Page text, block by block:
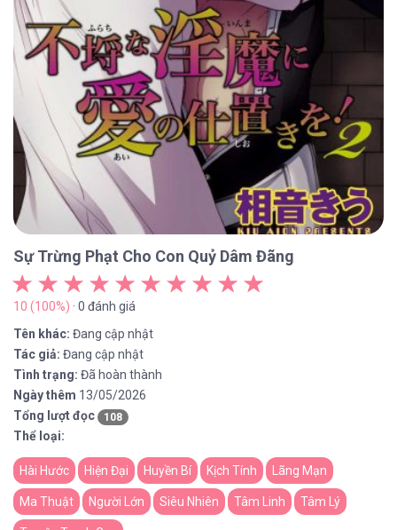
Sự Trừng Phạt Cho Con Quỷ Dâm Đãng
10 (100%) · 0 đánh giá
Tên khác: Đang cập nhật
Tác giả: Đang cập nhật
Tình trạng: Đã hoàn thành
Ngày thêm 13/05/2026
Tổng lượt đọc
108
Thể loại:
Hài Hước Hiện Đại Huyền Bí Kịch Tính Lãng Mạn
Ma Thuật Người Lớn Siêu Nhiên Tâm Linh Tâm Lý